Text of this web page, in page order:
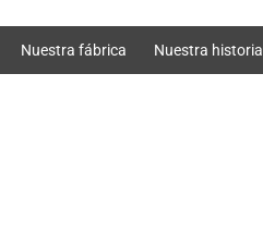
Nuestra fábrica Nuestra historia